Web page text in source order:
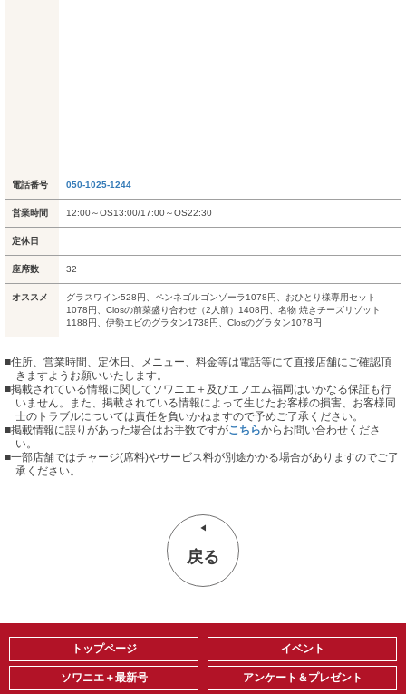
電話番号 050-1025-1244
営業時間 12:00～OS13:00/17:00～OS22:30
定休日
座席数 32
オススメ
グラスワイン528円、ペンネゴルゴンゾーラ1078円、おひとり様専用セット
1078円、Closの前菜盛り合わせ（2人前）1408円、名物 焼きチーズリゾット
1188円、伊勢エビのグラタン1738円、Closのグラタン1078円
■住所、営業時間、定休日、メニュー、料金等は電話等にて直接店舗にご確認頂
きますようお願いいたします。
■掲載されている情報に関してソワニエ＋及びエフエム福岡はいかなる保証も行
いません。また、掲載されている情報によって生じたお客様の損害、お客様同
士のトラブルについては責任を負いかねますので予めご了承ください。
■掲載情報に誤りがあった場合はお手数ですがこちらからお問い合わせくださ
い。
■一部店舗ではチャージ(席料)やサービス料が別途かかる場合がありますのでご了
承ください。
戻る
トップページ
ソワニエ＋最新号
イベント
アンケート＆プレゼント